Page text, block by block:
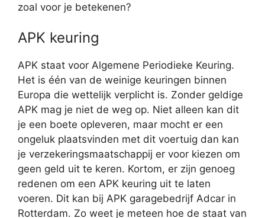
zoal voor je betekenen?
APK keuring
APK staat voor Algemene Periodieke Keuring.
Het is één van de weinige keuringen binnen
Europa die wettelijk verplicht is. Zonder geldige
APK mag je niet de weg op. Niet alleen kan dit
je een boete opleveren, maar mocht er een
ongeluk plaatsvinden met dit voertuig dan kan
je verzekeringsmaatschappij er voor kiezen om
geen geld uit te keren. Kortom, er zijn genoeg
redenen om een APK keuring uit te laten
voeren. Dit kan bij APK garagebedrijf Adcar in
Rotterdam. Zo weet je meteen hoe de staat van